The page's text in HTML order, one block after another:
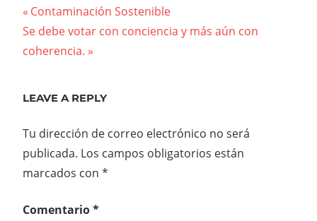
Navegación
de
Previous
Post:
Contaminación Sostenible
Next
Post:
Se debe votar con conciencia y más aún con
coherencia.
LEAVE A REPLY
Tu dirección de correo electrónico no será
publicada. Los campos obligatorios están
marcados con *
Comentario*